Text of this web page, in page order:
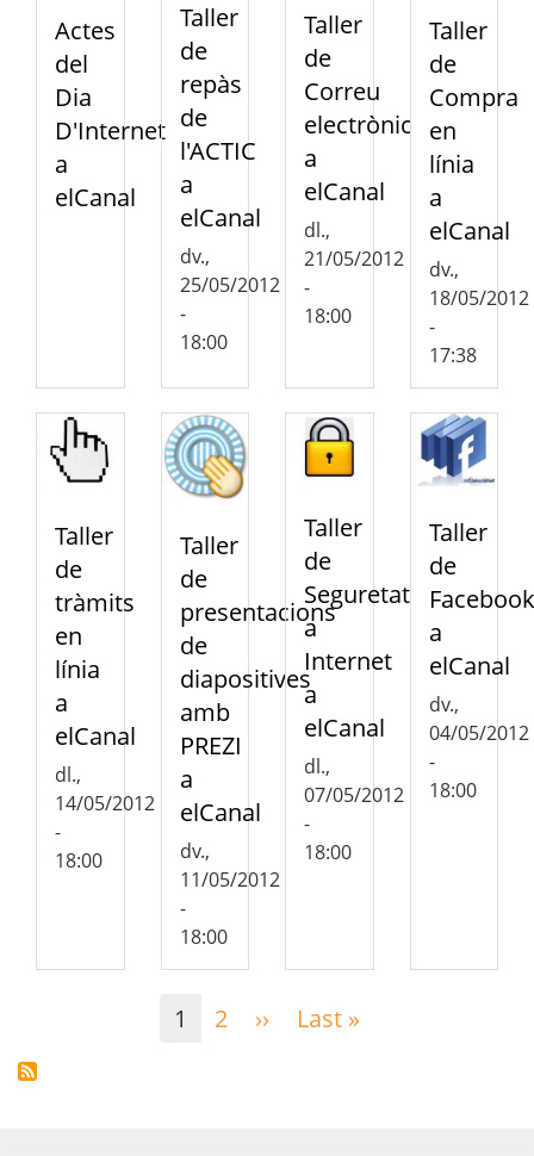
Actes
del
Dia
D'Internet
a
elCanal
Taller
de
repàs
de
l'ACTIC
a
elCanal
dv.,
25/05/2012
-
18:00
Taller
de
Correu
electrònic
a
elCanal
dl.,
21/05/2012
-
18:00
Taller
de
Compra
en
línia
a
elCanal
dv.,
18/05/2012
-
17:38
Taller
de
tràmits
en
línia
a
elCanal
dl.,
14/05/2012
-
18:00
Taller
de
presentacions
de
diapositives
amb
PREZI
a
elCanal
dv.,
11/05/2012
-
18:00
Taller
de
Seguretat
a
Internet
a
elCanal
dl.,
07/05/2012
-
18:00
Taller
de
Facebook
a
elCanal
dv.,
04/05/2012
-
18:00
1 2 ›› Pàgina
Last »